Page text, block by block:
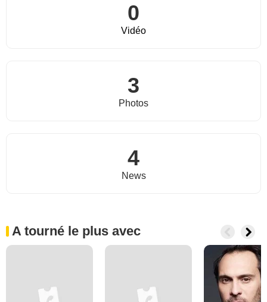
0
Vidéo
3
Photos
4
News
A tourné le plus avec